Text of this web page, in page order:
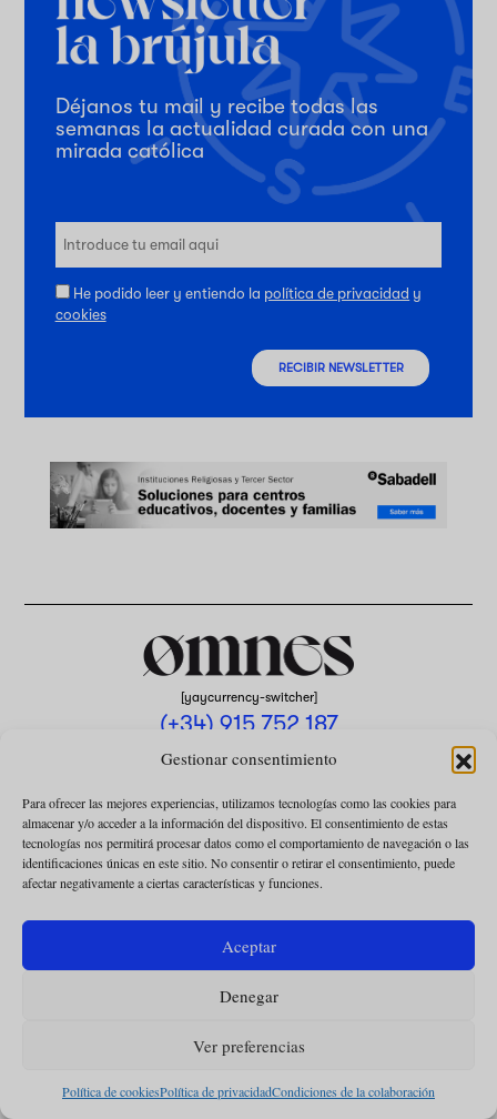
Gestionar consentimiento
Para ofrecer las mejores experiencias, utilizamos tecnologías como las cookies para
almacenar y/o acceder a la información del dispositivo. El consentimiento de estas
tecnologías nos permitirá procesar datos como el comportamiento de navegación o las
identificaciones únicas en este sitio. No consentir o retirar el consentimiento, puede
afectar negativamente a ciertas características y funciones.
Aceptar
Denegar
Ver preferencias
Política de cookiesPolítica de privacidadCondiciones de la colaboración
Déjanos tu mail y recibe todas las
semanas la actualidad curada con una
mirada católica
He podido leer y entiendo la política de privacidad y
cookies
RECIBIR NEWSLETTER
[yaycurrency-switcher]
(+34) 915 752 187
omnes@omnesmag.com
POLÍTICA DE PRIVACIDAD
USO DE COOKIES
CONDICIONES DE LA COLABORACIÓN